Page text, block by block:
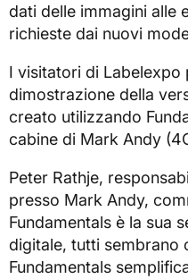
dati delle immagini alle
richieste dai nuovi
I visitatori di Labelexpo
dimostrazione della
creato utilizzando
cabine di Mark Andy
Peter Rathje,
presso Mark Andy,
Fundamentals è la sua
digitale, tutti sembrano
Fundamentals